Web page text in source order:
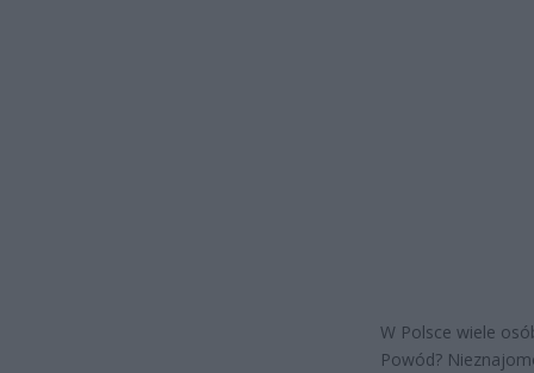
W Polsce wiele
Powód?